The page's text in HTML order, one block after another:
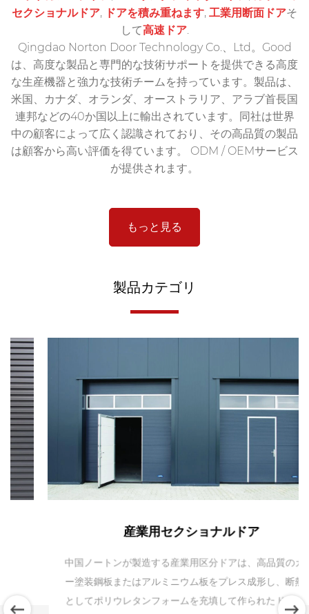
セクショナルドア, ドアを積み重ねます, 工業用断面ドアそ
して高速ドア.
Qingdao Norton Door Technology Co.、Ltd。Good
は、高度な製品と専門的な技術サポートを提供できる高度
な生産機器と強力な技術チームを持っています。製品は、
米国、カナダ、オランダ、オーストラリア、アラブ首長国
連邦などの40か国以上に輸出されています。同社は世界
中の顧客によって広く認識されており、その高品質の製品
は顧客から高い評価を得ています。 ODM / OEMサービス
が提供されます。
もっと見る
製品カテゴリ
産業用セクショナルドア
中国ノートンが製造する産業用区分ドアは、高品質のカラ
ー塗装鋼板またはアルミニウム板をプレス成形し、断熱材
としてポリウレタンフォームを充填して作られたドアパネ